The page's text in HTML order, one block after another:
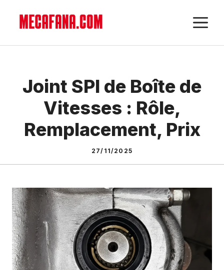
Joint SPI de Boîte de
Vitesses : Rôle,
Remplacement, Prix
27/11/2025